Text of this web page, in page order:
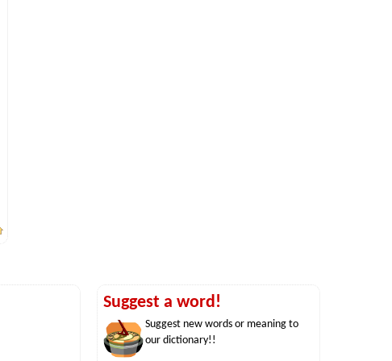
Suggest a word!
Suggest new words or meaning to
our dictionary!!